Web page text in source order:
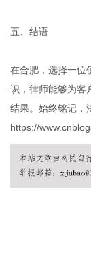
五、结语
在合肥，选择一位
识，律师能够为客
结果。始终铭记，
https://